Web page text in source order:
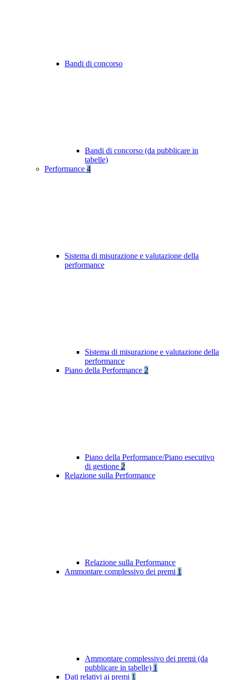
Bandi di concorso
Bandi di concorso (da pubblicare in
tabelle)
Performance 4
Sistema di misurazione e valutazione della
performance
Sistema di misurazione e valutazione della
performance
Piano della Performance 2
Piano della Performance/Piano esecutivo
di gestione 2
Relazione sulla Performance
Relazione sulla Performance
Ammontare complessivo dei premi 1
Ammontare complessivo dei premi (da
pubblicare in tabelle) 1
Dati relativi ai premi 1